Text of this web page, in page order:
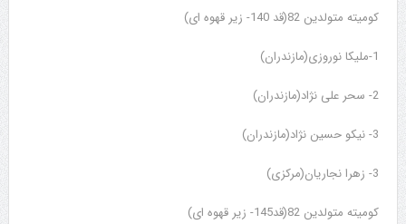
کومیته متولدین 82(قد 140- زیر قهوه ای)
1-ملیکا نوروزی(مازندران)
2- سحر علی نژاد(مازندران)
3- نیکو حسین نژاد(مازندران)
3- زهرا نجاریان(مرکزی)
کومیته متولدین 82(قد145- زیر قهوه ای)